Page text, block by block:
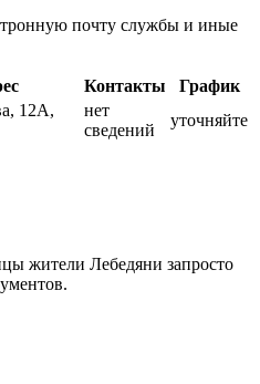
почту службы и иные
Контакты
График
12А,
нет
сведений
уточняйте
жители Лебедяни запросто